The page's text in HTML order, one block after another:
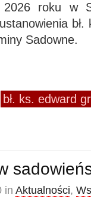
roku w
bł.
Sadowne.
bł. ks. edward
in Aktualności,